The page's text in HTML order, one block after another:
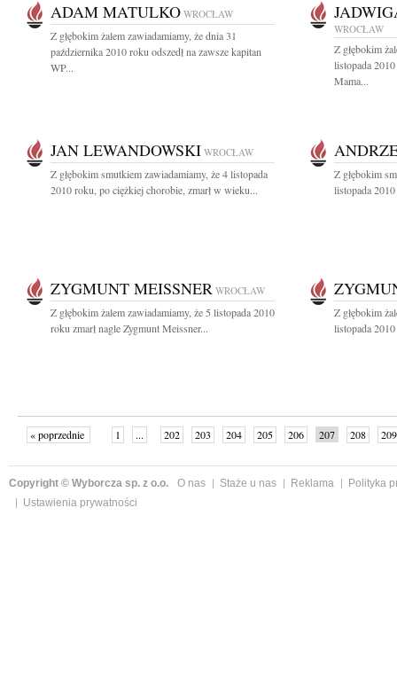
ADAM MATULKO WROCŁAW
Z głębokim żalem zawiadamiamy, że dnia 31
października 2010 roku odszedł na zawsze kapitan
WP...
WROCŁAW
Z głębokim
listopada 2010
Mama...
JAN LEWANDOWSKI WROCŁAW
Z głębokim smutkiem zawiadamiamy, że 4 listopada
2010 roku, po ciężkiej chorobie, zmarł w wieku...
Z głębokim
listopada
ZYGMUNT MEISSNER WROCŁAW
Z głębokim żalem zawiadamiamy, że 5 listopada 2010
roku zmarł nagle Zygmunt Meissner...
Z głębokim
listopada
« poprzednie 1 ... 202 203 204 205 206 207 208
209
Copyright © Wyborcza sp. z o.o. O nas Staże u nas Reklama
Polityka
Ustawienia prywatności